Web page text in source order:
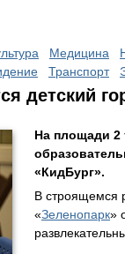
Медицина
Транспорт
детский
На площади 2
«КидБург».
В строящемся
«Зеленопарк»